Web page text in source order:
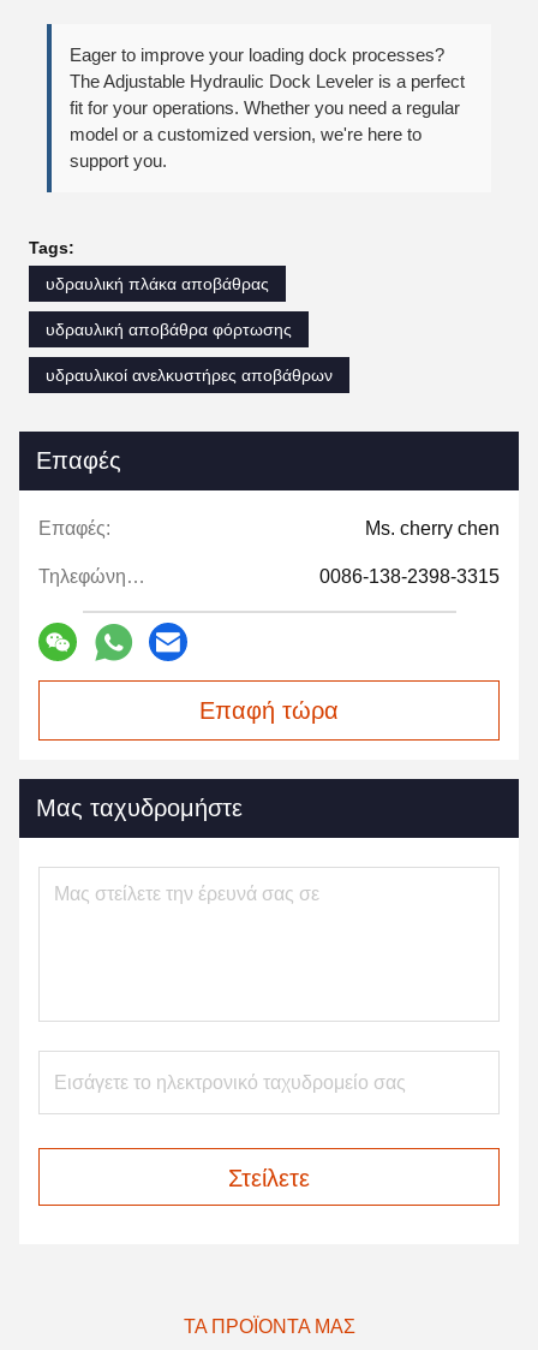
Eager to improve your loading dock processes?
The Adjustable Hydraulic Dock Leveler is a perfect
fit for your operations. Whether you need a regular
model or a customized version, we're here to
support you.
Tags:
υδραυλική πλάκα αποβάθρας
υδραυλική αποβάθρα φόρτωσης
υδραυλικοί ανελκυστήρες αποβάθρων
Επαφές
Επαφές: Ms. cherry chen
Τηλεφώνημα: 0086-138-2398-3315
Επαφή τώρα
Μας ταχυδρομήστε
Στείλετε
ΤΑ ΠΡΟΪΌΝΤΑ ΜΑΣ